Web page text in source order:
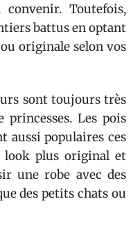
convenir. Toutefois,
battus en optant
originale selon vos
sont toujours très
princesses. Les pois
aussi populaires ces
look plus original et
une robe avec des
des petits chats ou